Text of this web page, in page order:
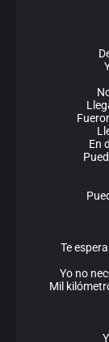
En
Te
Yo no
Mil